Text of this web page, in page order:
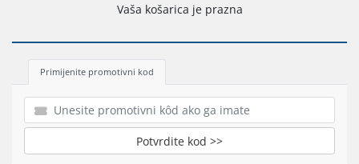
Vaša košarica je prazna
Primijenite promotivni kod
Potvrdite kod >>